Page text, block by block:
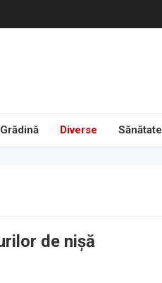
Diverse Sănătate
de nișă